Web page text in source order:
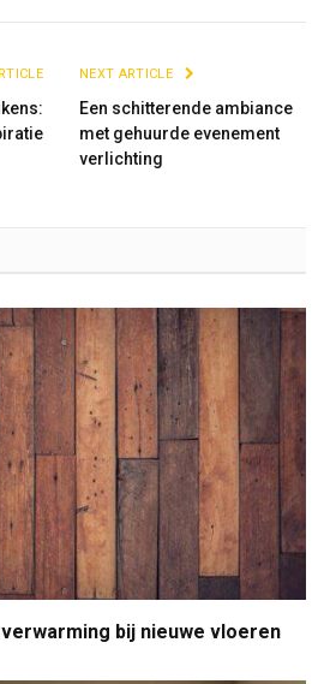
NEXT ARTICLE
Een schitterende ambiance
met gehuurde evenement
verlichting
bij nieuwe vloeren